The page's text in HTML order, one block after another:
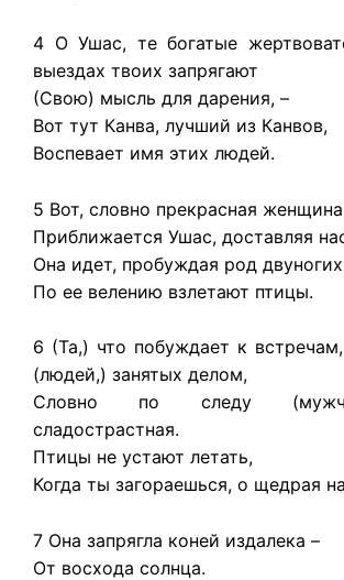
4 О Ушас, те богатые
выездах твоих запрягают
(Свою) мысль для дарения, –
Вот тут Канва, лучший из Канвов,
Воспевает имя этих людей.
5 Вот, словно прекрасная
Приближается Ушас, доставляя
Она идет, пробуждая род
По ее велению взлетают птицы.
6 (Та,) что побуждает к
(людей,) занятых делом,
Словно по следу
сладострастная.
Птицы не устают летать,
Когда ты загораешься, о щедрая
7 Она запрягла коней издалека –
От восхода солнца.